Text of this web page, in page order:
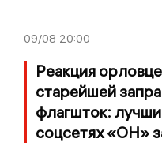
09/08 20:00
Реакция
старейшей
флагшток:
соцсетях «ОН»